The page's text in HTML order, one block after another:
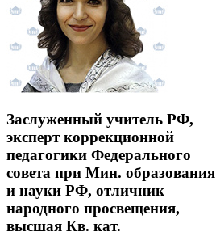
Заслуженный учитель РФ,
эксперт коррекционной
педагогики Федерального
совета при Мин. образования
и науки РФ, отличник
народного просвещения,
высшая Кв. кат.